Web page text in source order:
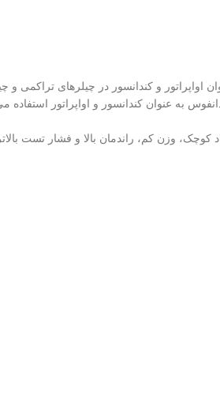
و کندانسور در چیلرهای تراکمی و
به عنوان کندانسور و اواپراتور
وزن کم، راندمان بالا و فشار تست